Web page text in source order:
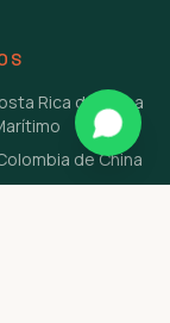
Rica de China
de China